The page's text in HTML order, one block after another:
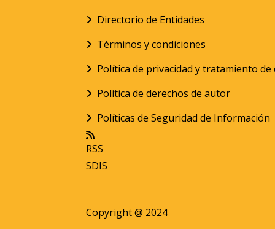
Directorio de Entidades
Términos y condiciones
Política de privacidad y tratamiento
Política de derechos de autor
Políticas de Seguridad de Información
RSS
SDIS
Copyright @ 2024